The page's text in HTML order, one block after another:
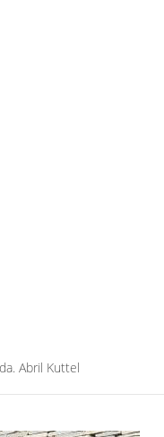
Abril Kuttel